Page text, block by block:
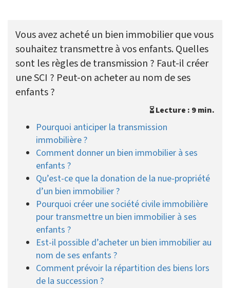
Vous avez acheté un bien immobilier que vous
souhaitez transmettre à vos enfants. Quelles
sont les règles de transmission ? Faut-il créer
une SCI ? Peut-on acheter au nom de ses
enfants ?
Lecture : 9 min.
Pourquoi anticiper la transmission
immobilière ?
Comment donner un bien immobilier à ses
enfants ?
Qu’est-ce que la donation de la nue-propriété
d’un bien immobilier ?
Pourquoi créer une société civile immobilière
pour transmettre un bien immobilier à ses
enfants ?
Est-il possible d’acheter un bien immobilier au
nom de ses enfants ?
Comment prévoir la répartition des biens lors
de la succession ?